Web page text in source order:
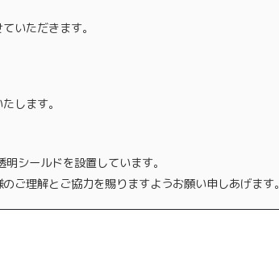
いただきます。
します。
シールドを設置しています。
ご理解とご協力を賜りますようお願い申しあげます。